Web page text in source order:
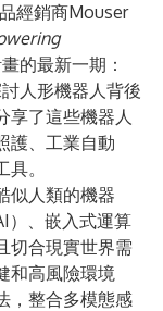
經銷商Mouser
的最新一期：
人形機器人背後
享了這些機器人
護、工業自動
。
似人類的機器
）、嵌入式運算
切合現實世界需
和高風險環境
，整合多模態感